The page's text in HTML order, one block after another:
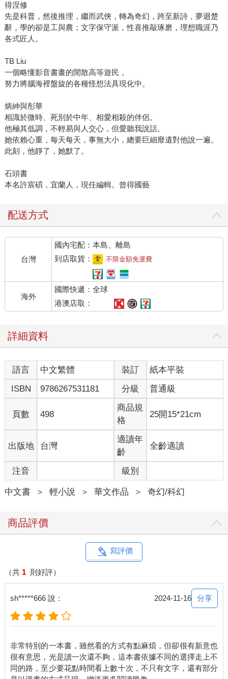
得涅修
先是科普，然後推理，繼而武俠，轉為奇幻，跨至新詩，夢迴楚
辭，學的卻是工與農；文字保守派，性喜推敲琢磨，理想職涯乃
各式匠人。
TB Liu
一個略懂影音書畫的閒散高等遊民，
努力將腦海裡盤旋的各種怪想法具現化中。
炳紳與彤華
相識於微時、死別於中年、相愛相殺的伴侶。
他極其低調，不輕易與人交心，但愛聽我說話。
她依賴心重，每天每天，事無大小，總要巨細靡遺對他說一遍。
此刻，他靜了，她默了。
石頭書
本名許宸碩，宜蘭人，現任編輯。曾得國藝
配送方式
台灣
國內宅配：本島、離島
到店取貨：
不限金額免運費
海外
國際快遞：全球
港澳店取：
詳細資料
語言 中文繁體 裝訂
紙本平裝
ISBN
9786267531181 分級 普通級
頁數 498
商品規
格
25開15*21cm
出版地 台灣
適讀年
齡
全齡適讀
注音 級別
中文書 ＞ 輕小說 ＞ 華文作品 ＞ 奇幻/科幻
商品評價
寫評價
（共 1 則好評）
sh*****666 說： 2024-11-16 分享
非常特別的一本書，雖然看的方式有點麻煩，但卻很有新意也
很有意思，光是讀一次還不夠，這本書依據不同的選擇走上不
同的路，至少要花點時間看上數十次，不只有文字，還有部分